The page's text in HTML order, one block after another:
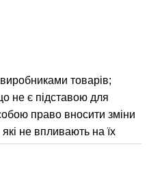
товарів;
не є підставою для
право вносити зміни
які не впливають на їх